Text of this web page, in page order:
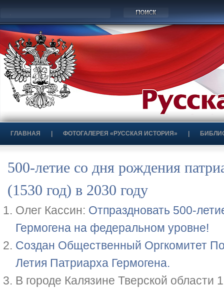
ГЛАВНАЯ ФОТОГАЛЕРЕЯ «РУССКАЯ ИСТОРИЯ»
500-летие со дня рождения
(1530 год) в 2030 году
Олег Кассин: Отпраздновать 500-
Гермогена на федеральном уровне!
Создан Общественный Оргкомитет
Летия Патриарха Гермогена.
В городе Калязине Тверской области